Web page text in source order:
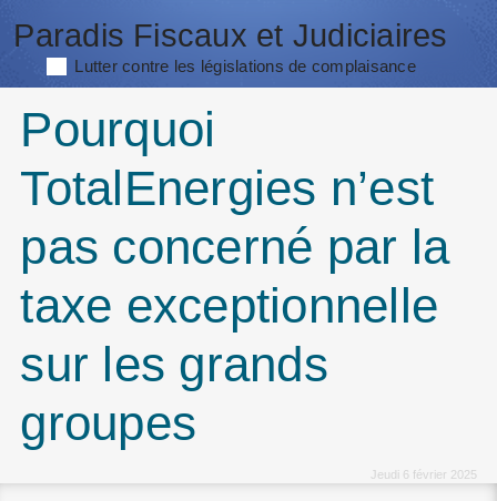
Paradis Fiscaux et Judiciaires
Lutter contre les législations de complaisance
Pourquoi
TotalEnergies n’est
pas concerné par la
taxe exceptionnelle
sur les grands
groupes
Jeudi 6 février 2025